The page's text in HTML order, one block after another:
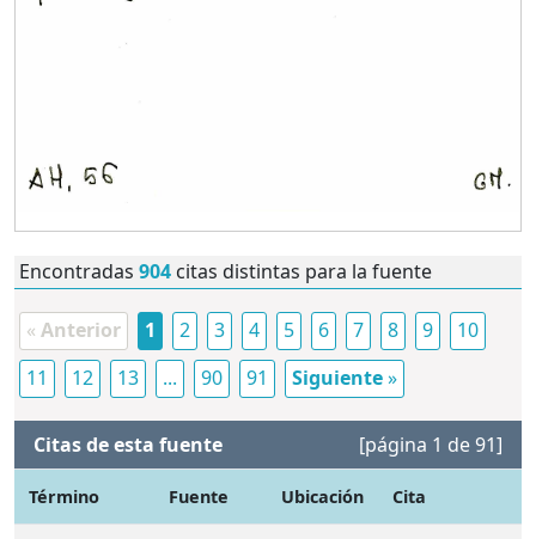
Encontradas 904 citas distintas para la fuente
« Anterior 1 2 3 4 5 6 7 8 9
10
11
12 13 ... 90 91 Siguiente»
Citas de esta fuente [página 1 de 91]
Término Fuente Ubicación Cita